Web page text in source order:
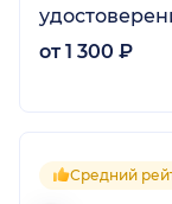
от 1 300 ₽
Средний